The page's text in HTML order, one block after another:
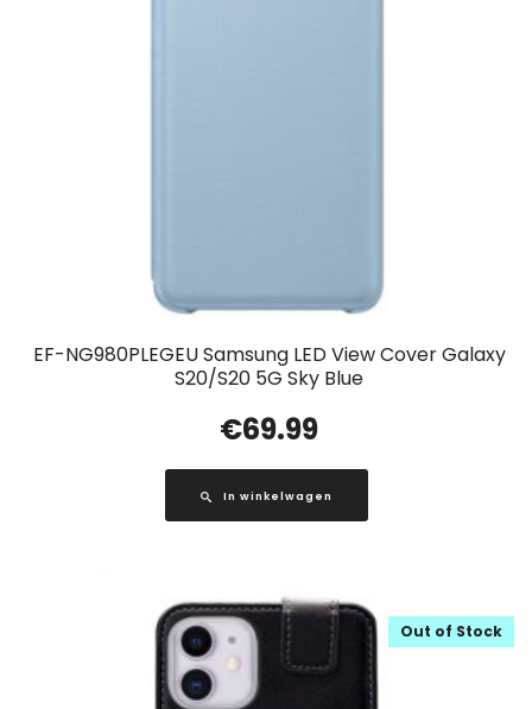
EF-NG980PLEGEU Samsung LED View Cover Galaxy
S20/S20 5G Sky Blue
€69.99
In winkelwagen
Out of Stock